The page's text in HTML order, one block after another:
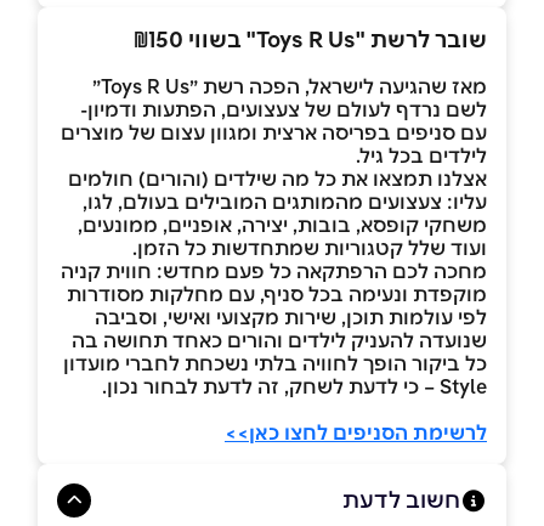
שובר לרשת "Toys R Us" בשווי ₪150
מאז שהגיעה לישראל, הפכה רשת ״Toys R Us״
לשם נרדף לעולם של צעצועים, הפתעות ודמיון-
עם סניפים בפריסה ארצית ומגוון עצום של מוצרים
לילדים בכל גיל.
אצלנו תמצאו את כל מה שילדים (והורים) חולמים
עליו: צעצועים מהמותגים המובילים בעולם, לגו,
משחקי קופסא, בובות, יצירה, אופניים, ממונעים,
ועוד שלל קטגוריות שמתחדשות כל הזמן.
מחכה לכם הרפתקאה כל פעם מחדש: חווית קניה
מוקפדת ונעימה בכל סניף, עם מחלקות מסודרות
לפי עולמות תוכן, שירות מקצועי ואישי, וסביבה
שנועדה להעניק לילדים והורים כאחד תחושה בה
כל ביקור הופך לחוויה בלתי נשכחת לחברי מועדון
Style – כי לדעת לשחק, זה לדעת לבחור נכון.
לרשימת הסניפים לחצו כאן>>
חשוב לדעת